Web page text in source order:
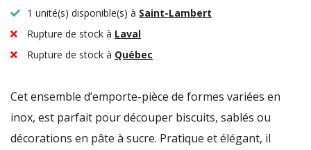
1 unité(s) disponible(s) à Saint-Lambert
Rupture de stock à Laval
Rupture de stock à Québec
Cet ensemble d’emporte-pièce de formes variées en
inox, est parfait pour découper biscuits, sablés ou
décorations en pâte à sucre. Pratique et élégant, il